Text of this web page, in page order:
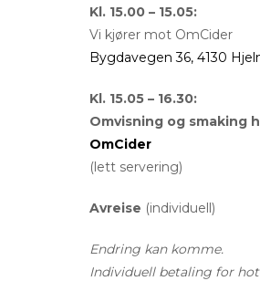
Kl. 15.00 – 15.05:
Vi kjører mot OmCider
Bygdavegen 36, 4130
Kl. 15.05 – 16.30:
Omvisning og smaking
OmCider
(lett servering)
Avreise (individuell)
Endring kan komme.
Individuell betaling for